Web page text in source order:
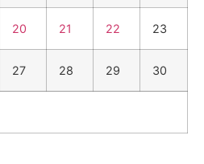
20 21 22 23
27 28 29 30